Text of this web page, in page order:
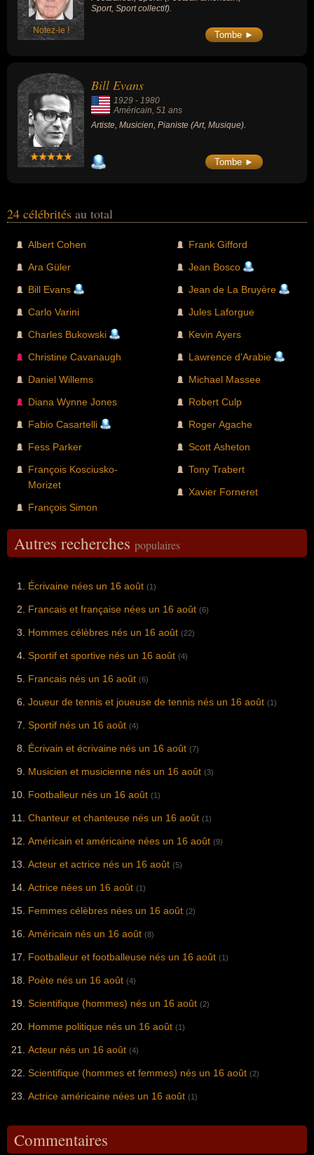
Notez-le !
Sport, Sport collectif).
Tombe ►
Bill Evans
1929 - 1980
Américain , 51 ans
Artiste, Musicien, Pianiste (Art, Musique).
Tombe ►
24 célébrités au total
Albert Cohen
Ara Güler
Bill Evans
Carlo Varini
Charles Bukowski
Christine Cavanaugh
Daniel Willems
Diana Wynne Jones
Fabio Casartelli
Fess Parker
François Kosciusko-
Morizet
François Simon
Frank Gifford
Jean Bosco
Jean de La Bruyère
Jules Laforgue
Kevin Ayers
Lawrence d'Arabie
Michael Massee
Robert Culp
Roger Agache
Scott Asheton
Tony Trabert
Xavier Forneret
Autres recherches populaires
Écrivaine nées un 16 août (1)
Francais et française nées un 16 août (6)
Hommes célèbres nés un 16 août (22)
Sportif et sportive nés un 16 août (4)
Francais nés un 16 août (6)
Joueur de tennis et joueuse de tennis nés un 16 août (1)
Sportif nés un 16 août (4)
Écrivain et écrivaine nés un 16 août (7)
Musicien et musicienne nés un 16 août (3)
Footballeur nés un 16 août (1)
Chanteur et chanteuse nés un 16 août (1)
Américain et américaine nées un 16 août (9)
Acteur et actrice nés un 16 août (5)
Actrice nées un 16 août (1)
Femmes célèbres nées un 16 août (2)
Américain nés un 16 août (8)
Footballeur et footballeuse nés un 16 août (1)
Poète nés un 16 août (4)
Scientifique (hommes) nés un 16 août (2)
Homme politique nés un 16 août (1)
Acteur nés un 16 août (4)
Scientifique (hommes et femmes) nés un 16 août (2)
Actrice américaine nées un 16 août (1)
Commentaires